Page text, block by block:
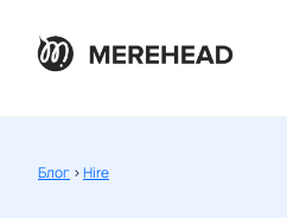
Блог >Hire